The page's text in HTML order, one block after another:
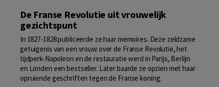
De Franse Revolutie uit vrouwelijk
gezichtspunt
In 1827-1828 publiceerde ze haar memoires. Deze zeldzame
getuigenis van een vrouw over de Franse Revolutie, het
tijdperk-Napoleon en de restauratie werd in Parijs, Berlijn
en Londen een bestseller. Later baarde ze opzien met haar
opruiende geschriften tegen de Franse koning.